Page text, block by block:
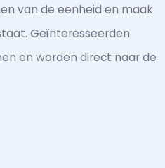
van de eenheid en maak
Geïnteresseerden
en worden direct naar de